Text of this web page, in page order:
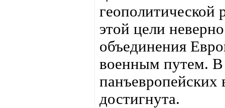
геополитической
этой цели
объединения
военным путем. В
панъевропейских
достигнута.